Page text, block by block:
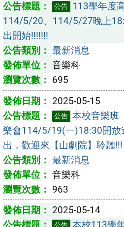
公告 113學年度
114/5/20、114/5/27晚上
出開始!!!!!!!
最新消息
音樂科
695
2025-05-15
公告 本校音樂班
樂會114/5/19(一)18:30開放
出，歡迎來【山劇院】聆聽!!!
最新消息
音樂科
963
2025-05-14